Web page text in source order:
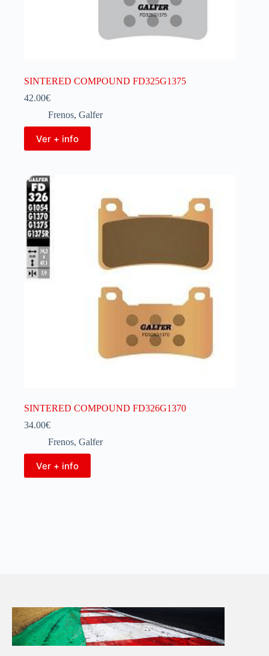
SINTERED COMPOUND FD325G1375
42.00€
Frenos, Galfer
Ver + info
SINTERED COMPOUND FD326G1370
34.00€
Frenos, Galfer
Ver + info